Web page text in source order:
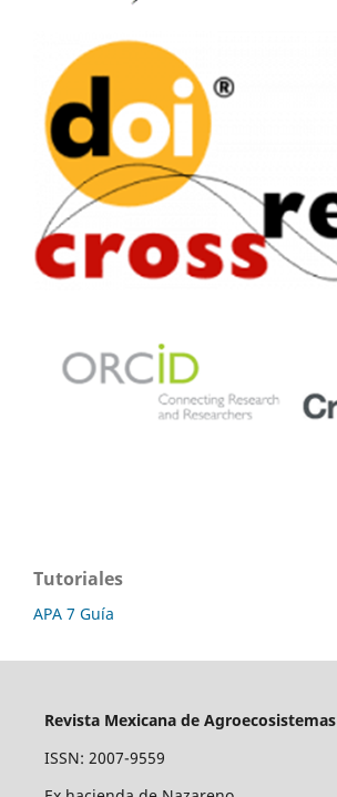
Tutoriales
APA 7 Guía
Revista Mexicana de Agroecosistemas
ISSN: 2007-9559